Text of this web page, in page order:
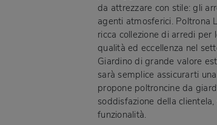
da attrezzare con stile: gli
agenti atmosferici. Poltrona
ricca collezione di arredi
qualità ed eccellenza nel
Giardino di grande valore
sarà semplice assicurarti
propone poltroncine da
soddisfazione della
funzionalità.